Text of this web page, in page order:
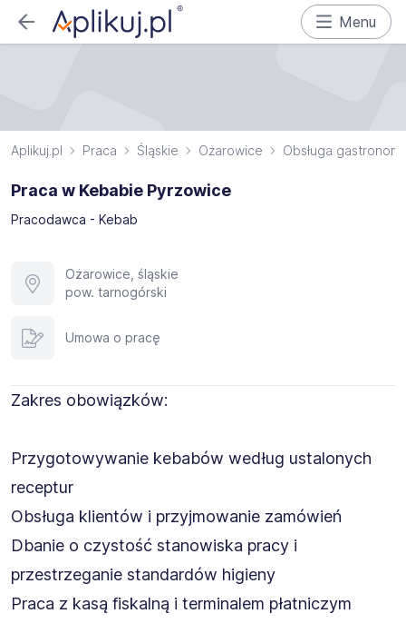
Menu
Aplikuj.pl Praca Śląskie Ożarowice Obsługa gastronomii
Praca w Kebabie Pyrzowice
Pracodawca - Kebab
Ożarowice, śląskie
pow. tarnogórski
Umowa o pracę
Zakres obowiązków:
Przygotowywanie kebabów według ustalonych
receptur
Obsługa klientów i przyjmowanie zamówień
Dbanie o czystość stanowiska pracy i
przestrzeganie standardów higieny
Praca z kasą fiskalną i terminalem płatniczym